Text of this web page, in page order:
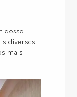
desse
diversos
mais